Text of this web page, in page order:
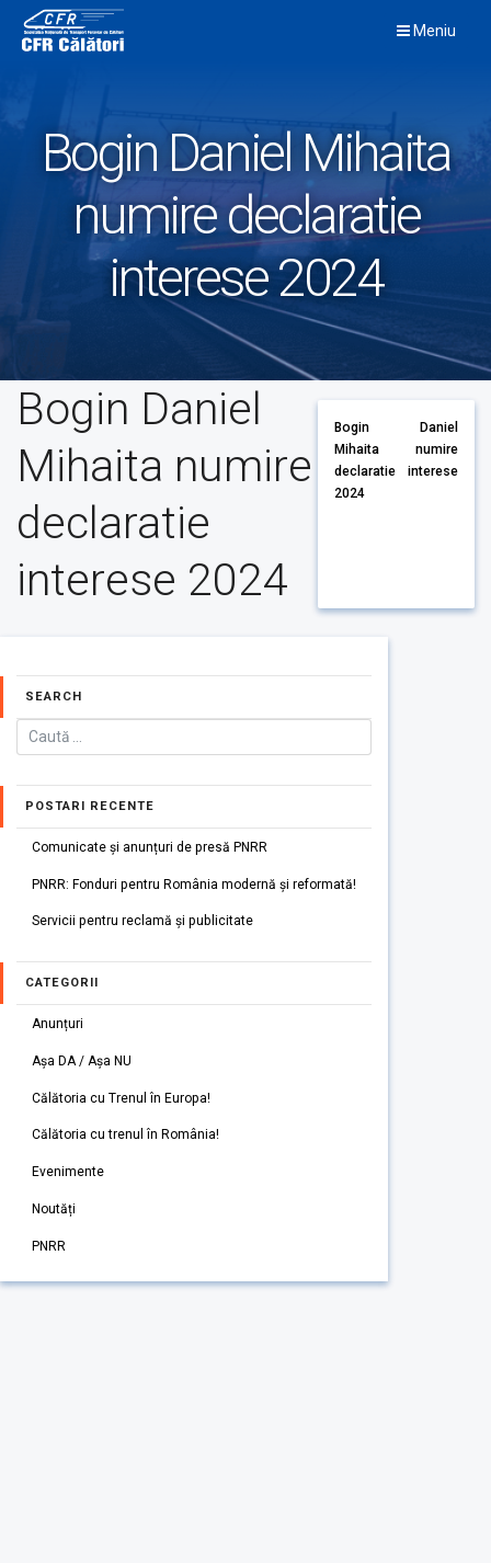
content
Meniu
Bogin Daniel Mihaita
numire declaratie
interese 2024
Bogin Daniel
Mihaita numire
declaratie
interese 2024
Bogin Daniel
Mihaita numire
declaratie interese
2024
SEARCH
POSTARI RECENTE
Comunicate și anunțuri de presă PNRR
PNRR: Fonduri pentru România modernă și reformată!
Servicii pentru reclamă și publicitate
CATEGORII
Anunțuri
Așa DA / Așa NU
Călătoria cu Trenul în Europa!
Călătoria cu trenul în România!
Evenimente
Noutăți
PNRR